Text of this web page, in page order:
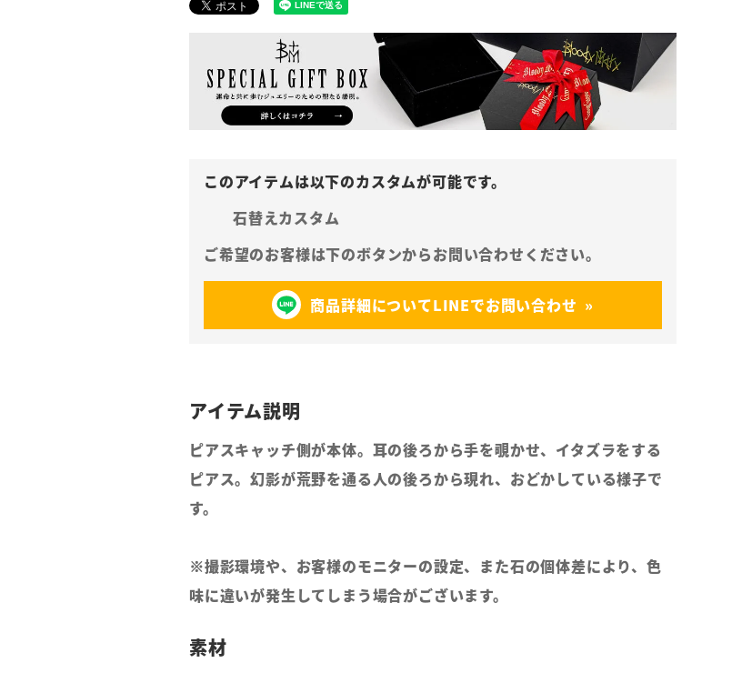
石替えカスタム
商品詳細についてLINEでお問い合わせ
ピアスキャッチ側が本体。耳の後ろから手を覗かせ、イタズラをする
ピアス。幻影が荒野を通る人の後ろから現れ、おどかしている様子で
す。
※撮影環境や、お客様のモニターの設定、また石の個体差により、色
味に違いが発生してしまう場合がございます。